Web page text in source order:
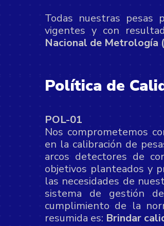
Todas nuestras pesas
vigentes y con
Nacional de Metrología
Política de
POL-01
Nos comprometemos
en la calibración de
arcos detectores de
objetivos planteados y
las necesidades de
sistema de gestión
cumplimiento de la
resumida es: Brindar